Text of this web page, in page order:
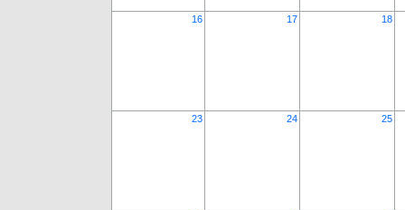
16 17 18
23 24 25